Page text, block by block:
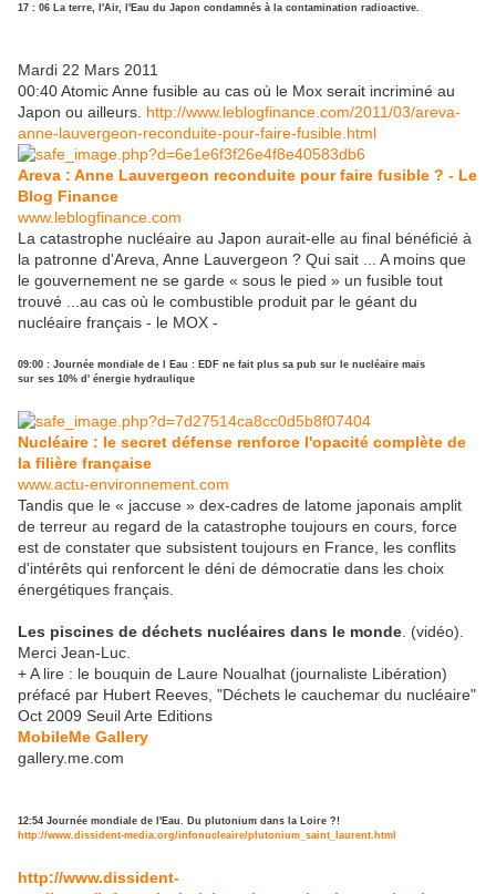
17 : 06 La terre, l'Air, l'Eau du Japon condamnés à la contamination radioactive.
Mardi 22 Mars 2011
00:40 Atomic Anne fusible au cas où le Mox serait incriminé au
Japon ou ailleurs. http://www.leblogfinance.com/2011/03/areva-
anne-lauvergeon-reconduite-pour-faire-fusible.html
Areva : Anne Lauvergeon reconduite pour faire fusible ? - Le
Blog Finance
www.leblogfinance.com
La catastrophe nucléaire au Japon aurait-elle au final bénéficié à
la patronne d'Areva, Anne Lauvergeon ? Qui sait ... A moins que
le gouvernement ne se garde « sous le pied » un fusible tout
trouvé ...au cas où le combustible produit par le géant du
nucléaire français - le MOX -
09:00 : Journée mondiale de l Eau : EDF ne fait plus sa pub sur le nucléaire mais
sur ses 10% d' énergie hydraulique
Nucléaire : le secret défense renforce l'opacité complète de
la filière française
www.actu-environnement.com
Tandis que le « jaccuse » dex-cadres de latome japonais amplit
de terreur au regard de la catastrophe toujours en cours, force
est de constater que subsistent toujours en France, les conflits
d'intérêts qui renforcent le déni de démocratie dans les choix
énergétiques français.
Les piscines de déchets nucléaires dans le monde . (vidéo).
Merci Jean-Luc.
+ A lire : le bouquin de Laure Noualhat (journaliste Libération)
préfacé par Hubert Reeves, "Déchets le cauchemar du nucléaire"
Oct 2009 Seuil Arte Editions
MobileMe Gallery
gallery.me.com
12:54 Journée mondiale de l'Eau. Du plutonium dans la Loire ?!
http://www.dissident-media.org/infonucleaire/plutonium_saint_laurent.html
http://www.dissident-